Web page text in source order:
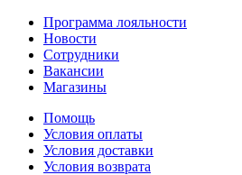
Программа лояльности
Новости
Сотрудники
Вакансии
Магазины
Помощь
Условия оплаты
Условия доставки
Условия возврата